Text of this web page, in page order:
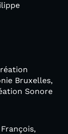
Bruxelles,
Sonore